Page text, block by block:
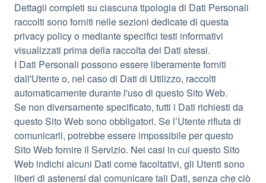
Dettagli completi su ciascuna tipologia di Dati Personali
raccolti sono forniti nelle sezioni dedicate di questa
privacy policy o mediante specifici testi informativi
visualizzati prima della raccolta dei Dati stessi.
I Dati Personali possono essere liberamente forniti
dall'Utente o, nel caso di Dati di Utilizzo, raccolti
automaticamente durante l'uso di questo Sito Web.
Se non diversamente specificato, tutti i Dati richiesti da
questo Sito Web sono obbligatori. Se l’Utente rifiuta di
comunicarli, potrebbe essere impossibile per questo
Sito Web fornire il Servizio. Nei casi in cui questo Sito
Web indichi alcuni Dati come facoltativi, gli Utenti sono
liberi di astenersi dal comunicare tali Dati, senza che ciò